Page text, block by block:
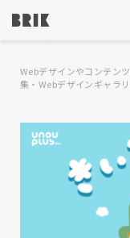
Webデザインやコンテン
集・Webデザインギャラ